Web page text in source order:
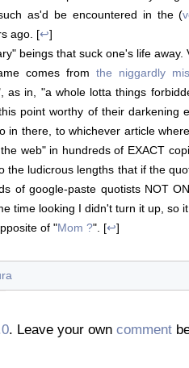
as'd be encountered in the (
ago. [↩]
beings that suck one's life away.
comes from the niggardly
as in, "a whole lotta things
point worthy of their darkening
in there, to whichever article
web" in hundreds of EXACT
the ludicrous lengths that if the
of google-paste quotists NOT
time looking I didn't turn it up, so
of "Mom ?". [↩]
. Leave your own comment